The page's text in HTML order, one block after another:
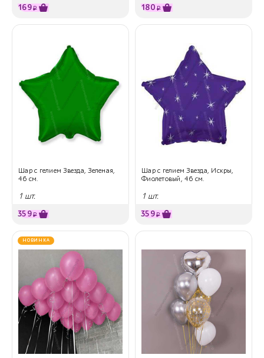
169₽ 180 ₽
Шар с гелием Звезда, Зеленая,
46 см.
1 шт.
359₽
Шар с гелием Звезда, Искры,
Фиолетовый, 46 см.
1 шт.
359₽
НОВИНКА